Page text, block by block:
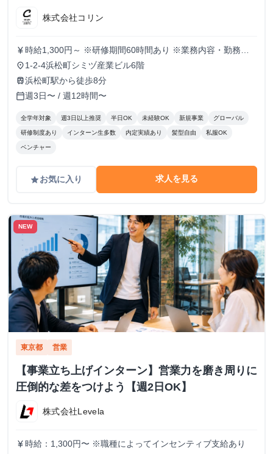
株式会社コリン
currency_yen 時給1,300円～ ※研修期間60時間あり ※業務内容・勤務状
況により決定
place 1-2-4浜松町シミヅ産業ビル6階
train浜松町駅から徒歩8分
calendar_today週3日〜 / 週12時間〜
全学年対象 週3日以上推奨 半日OK 未経験OK 新規事業 グローバル
研修制度あり インターン生多数 内定実績あり 髪型自由 私服OK
ベンチャー
gradeお気に入り 求人を見る
NEW
東京都 営業
【事業立ち上げインターン】営業力を磨き周りに
圧倒的な差をつけよう【週2日OK】
株式会社Levela
currency_yen 時給：1,300円〜 ※職種によってインセンティブ支給あり